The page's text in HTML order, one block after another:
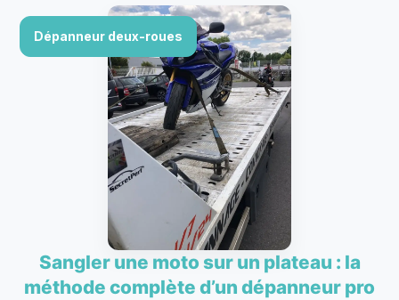
Dépanneur deux-roues
Sangler une moto sur un plateau : la
méthode complète d’un dépanneur pro